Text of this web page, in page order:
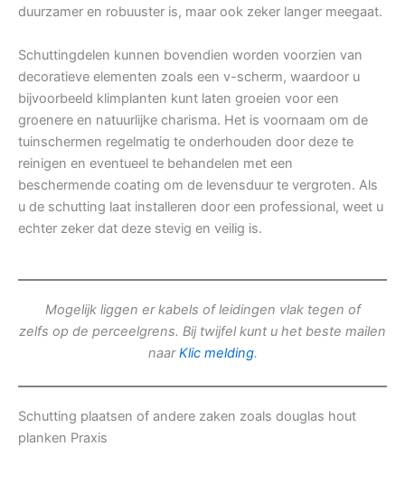
duurzamer en robuuster is, maar ook zeker langer meegaat.
Schuttingdelen kunnen bovendien worden voorzien van
decoratieve elementen zoals een v-scherm, waardoor u
bijvoorbeeld klimplanten kunt laten groeien voor een
groenere en natuurlijke charisma. Het is voornaam om de
tuinschermen regelmatig te onderhouden door deze te
reinigen en eventueel te behandelen met een
beschermende coating om de levensduur te vergroten. Als
u de schutting laat installeren door een professional, weet u
echter zeker dat deze stevig en veilig is.
Mogelijk liggen er kabels of leidingen vlak tegen of
zelfs op de perceelgrens. Bij twijfel kunt u het beste mailen
naarKlic melding.
Schutting plaatsen of andere zaken zoals douglas hout
planken Praxis